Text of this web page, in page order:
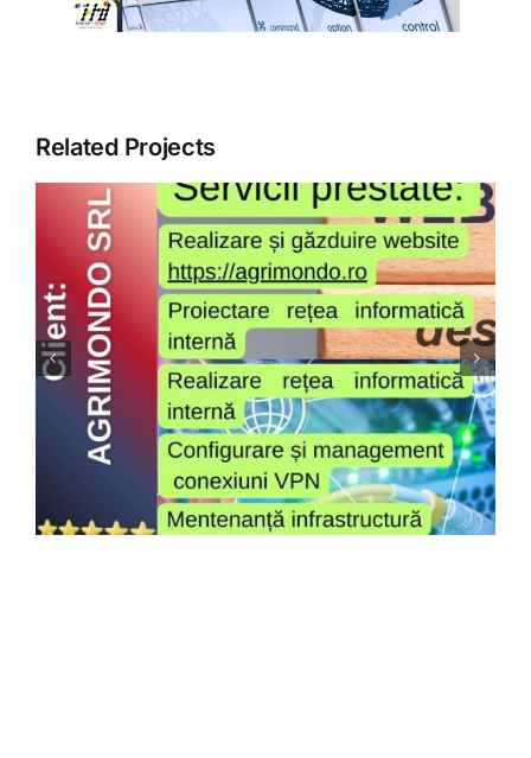
ARTICOLE
Related Projects
Comcereal